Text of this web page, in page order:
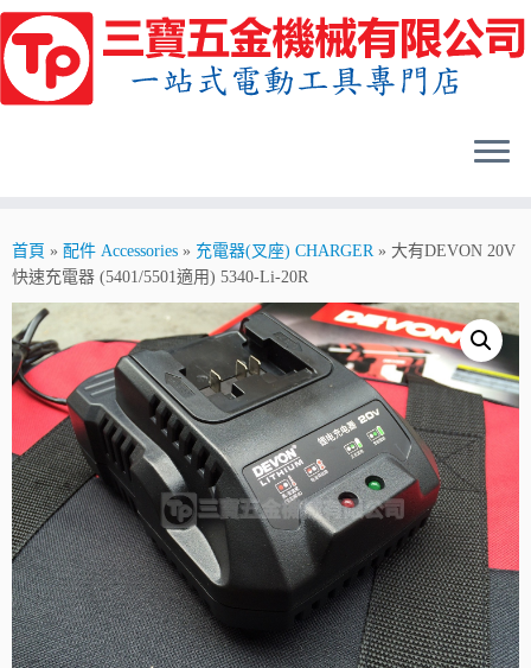
Skip
to
content
首頁 » 配件 Accessories » 充電器(叉座) CHARGER » 大有DEVON 20V
快速充電器 (5401/5501適用) 5340-Li-20R